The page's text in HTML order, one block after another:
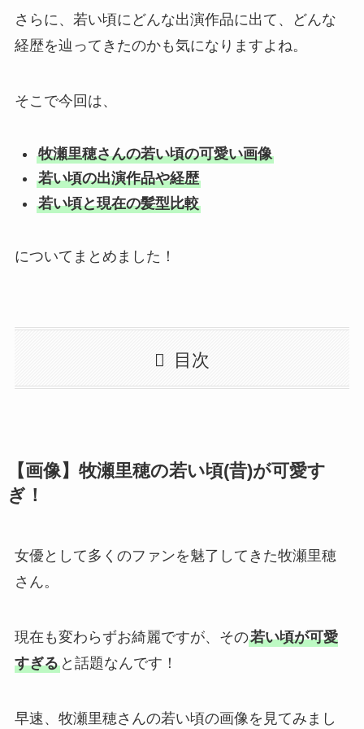
さらに、若い頃にどんな出演作品に出て、どんな
経歴を辿ってきたのかも気になりますよね。
そこで今回は、
牧瀬里穂さんの若い頃の可愛い画像
若い頃の出演作品や経歴
若い頃と現在の髪型比較
についてまとめました！
目次
【画像】牧瀬里穂の若い頃(昔)が可愛す
ぎ！
女優として多くのファンを魅了してきた牧瀬里穂
さん。
現在も変わらずお綺麗ですが、その若い頃が可愛
すぎると話題なんです！
早速、牧瀬里穂さんの若い頃の画像を見てみまし